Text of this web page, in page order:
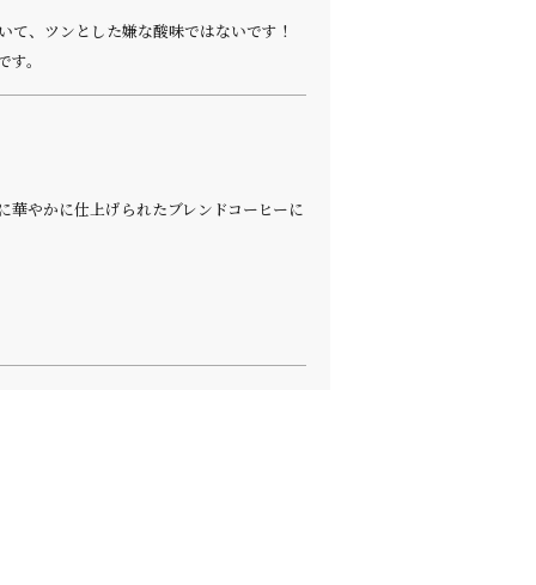
、ツンとした嫌な酸味ではないです！
。
やかに仕上げられたブレンドコーヒーに